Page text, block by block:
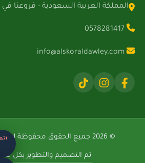
المملكة العربية السعودية - فروعنا
© 2026 جميع الحقوق محفوظة لشركة الصقور الدولية.
تم التصميم والتطوير بكل